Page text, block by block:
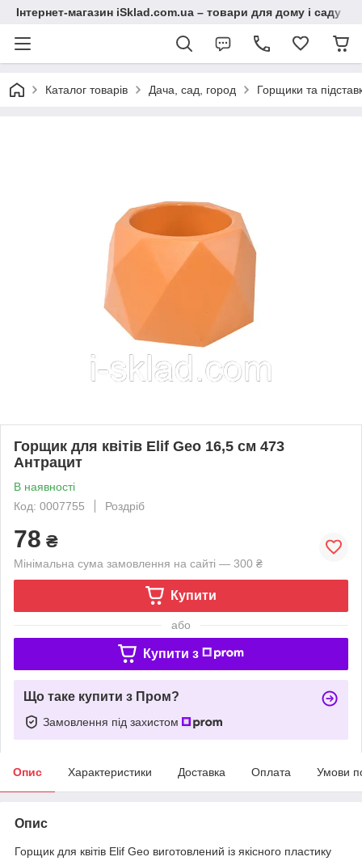
Інтернет-магазин iSklad.com.ua – товари для дому і саду
Каталог товарів Дача, сад, город Горщики та
Горщик для квітів Elif Geo 16,5 см 473
Антрацит
В наявності
Код: 0007755
Роздріб
78 ₴
Мінімальна сума замовлення на сайті — 300 ₴
Купити
або
Купити з
Що таке купити з Пром?
Замовлення під захистом
Опис Характеристики Доставка Оплата Умови
Опис
Горщик для квітів Elif Geo виготовлений із якісного пластику